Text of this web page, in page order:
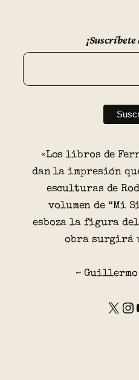
«Los libros de
dan la impresión
esculturas de
volumen de “Mi
esboza la figura
obra surgirá
~
X Instagram